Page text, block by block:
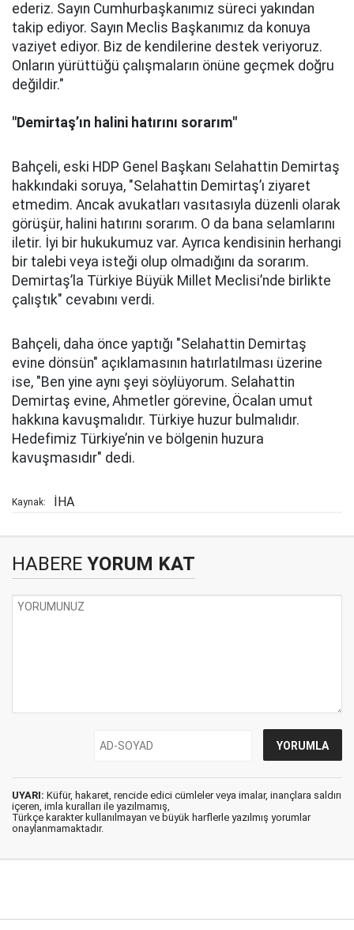
ederiz. Sayın Cumhurbaşkanımız süreci yakından
takip ediyor. Sayın Meclis Başkanımız da konuya
vaziyet ediyor. Biz de kendilerine destek veriyoruz.
Onların yürüttüğü çalışmaların önüne geçmek doğru
değildir."
"Demirtaş’ın halini hatırını sorarım"
Bahçeli, eski HDP Genel Başkanı Selahattin Demirtaş
hakkındaki soruya, "Selahattin Demirtaş’ı ziyaret
etmedim. Ancak avukatları vasıtasıyla düzenli olarak
görüşür, halini hatırını sorarım. O da bana selamlarını
iletir. İyi bir hukukumuz var. Ayrıca kendisinin herhangi
bir talebi veya isteği olup olmadığını da sorarım.
Demirtaş’la Türkiye Büyük Millet Meclisi’nde birlikte
çalıştık" cevabını verdi.
Bahçeli, daha önce yaptığı "Selahattin Demirtaş
evine dönsün" açıklamasının hatırlatılması üzerine
ise, "Ben yine aynı şeyi söylüyorum. Selahattin
Demirtaş evine, Ahmetler görevine, Öcalan umut
hakkına kavuşmalıdır. Türkiye huzur bulmalıdır.
Hedefimiz Türkiye’nin ve bölgenin huzura
kavuşmasıdır" dedi.
Kaynak: İHA
HABERE YORUM KAT
UYARI: Küfür, hakaret, rencide edici cümleler veya imalar, inançlara saldırı
içeren, imla kuralları ile yazılmamış,
Türkçe karakter kullanılmayan ve büyük harflerle yazılmış yorumlar
onaylanmamaktadır.